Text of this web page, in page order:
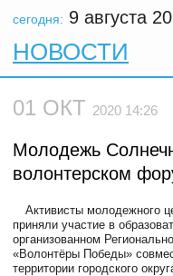
сегодня: 9 августа
НОВОСТИ
01 ОКТ 2020 14:26
Молодежь
волонтерском
Активисты молодежного
приняли участие в
организованном
«Волонтёры Победы»
территории городского